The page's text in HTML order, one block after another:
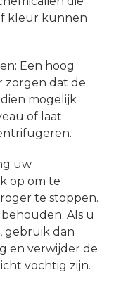
kleur kunnen
Een hoog
zorgen dat de
mogelijk
of laat
uw
op om te
te stoppen.
Als u
gebruik dan
en verwijder de
vochtig zijn.